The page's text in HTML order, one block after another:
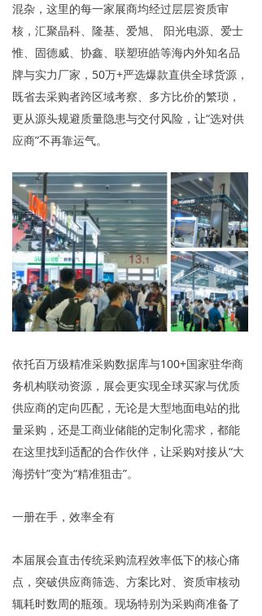
混杂，这里的每一家展商均经过层层资质审
核，汇聚晶科、隆基、爱旭、 阳光电源、爱士
惟、固德威、协鑫、联塑班皓等海内外知名品
牌与实力厂家，50万+严选爆款直供全球货源，
既省去采购者跨区域考察、多方比价的繁琐，
更从源头规避质量隐患与交付风险，让“选对供
应商”不再靠运气。
依托百万级精准采购数据库与100+国家驻华商
务机构联动资源，展会更实现全球买家与优质
供应商的定向匹配，无论是大型地面电站的批
量采购，还是工商业储能的定制化需求，都能
在这里找到适配的合作伙伴，让采购对接从“大
海捞针”变为“精准狙击”。
一册在手，效率全有
本届展会直击传统采购流程效率低下的核心痛
点，突破供应商筛选、方案比对、资质审核动
辄耗时数周的瓶颈。现场特别为采购商准备了